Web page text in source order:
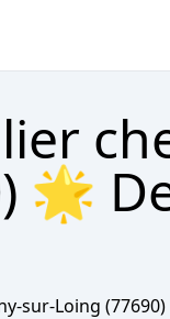
🌟
sur-Loing (77690)